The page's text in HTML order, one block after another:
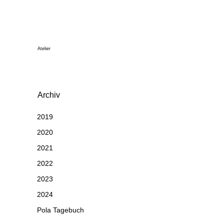
Atelier
Archiv
2019
2020
2021
2022
2023
2024
Pola Tagebuch